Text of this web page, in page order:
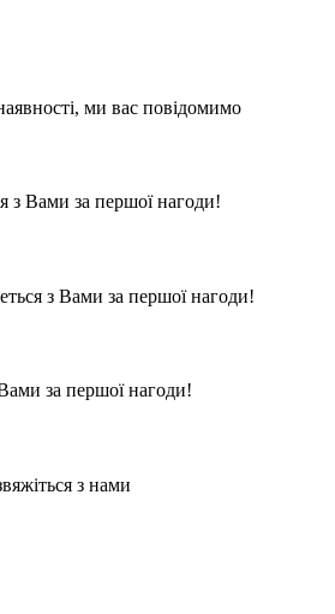
ми вас повідомимо
з Вами за першої нагоди!
з Вами за першої нагоди!
за першої нагоди!
з нами